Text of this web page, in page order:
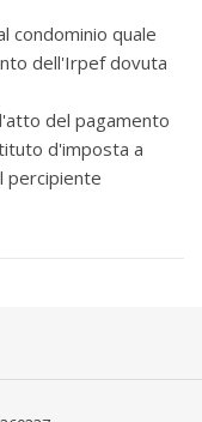
condominio quale
dell'Irpef dovuta
del pagamento
d'imposta a
percipiente